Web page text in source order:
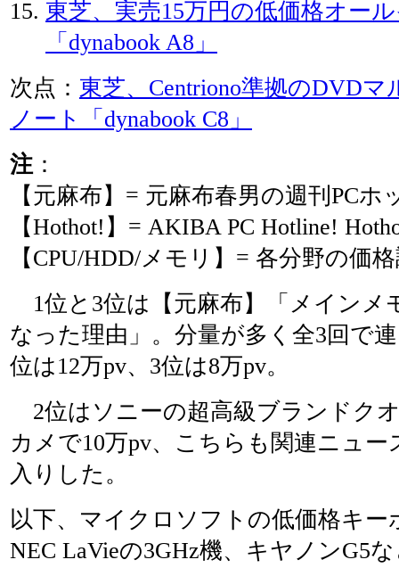
東芝、実売15万円の低価格オー
「dynabook A8」
次点： 東芝、Centriono準拠のDVD
ノート「dynabook C8」
注 ：
【元麻布】= 元麻布春男の週刊PCホ
【Hothot!】= AKIBA PC Hotline!
【CPU/HDD/メモリ】= 各分野の価
1位と3位は【元麻布】「メインメ
なった理由」。分量が多く全3回で
位は12万pv、3位は8万pv。
2位はソニーの超高級ブランドク
カメで10万pv、こちらも関連ニュ
入りした。
以下、マイクロソフトの低価格キー
NEC LaVieの3GHz機、キヤノンG5